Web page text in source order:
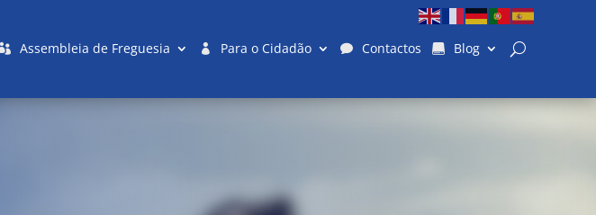
Assembleia de Freguesia Para o Cidadão Contactos Blog